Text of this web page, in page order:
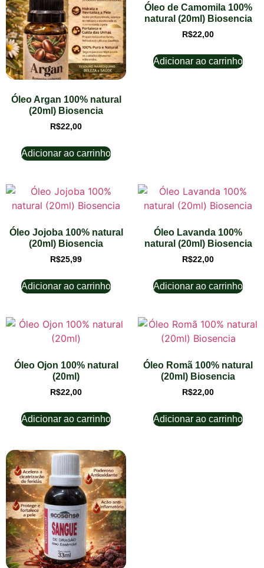
Óleo Argan 100% natural
(20ml) Biosencia
R$22,00
Adicionar ao carrinho
Óleo de Camomila 100%
natural (20ml) Biosencia
R$22,00
Adicionar ao carrinho
Óleo Jojoba 100% natural
(20ml) Biosencia
R$25,99
Adicionar ao carrinho
Óleo Lavanda 100%
natural (20ml) Biosencia
R$22,00
Adicionar ao carrinho
Óleo Ojon 100% natural
(20ml)
R$22,00
Adicionar ao carrinho
Óleo Romã 100% natural
(20ml) Biosencia
R$22,00
Adicionar ao carrinho